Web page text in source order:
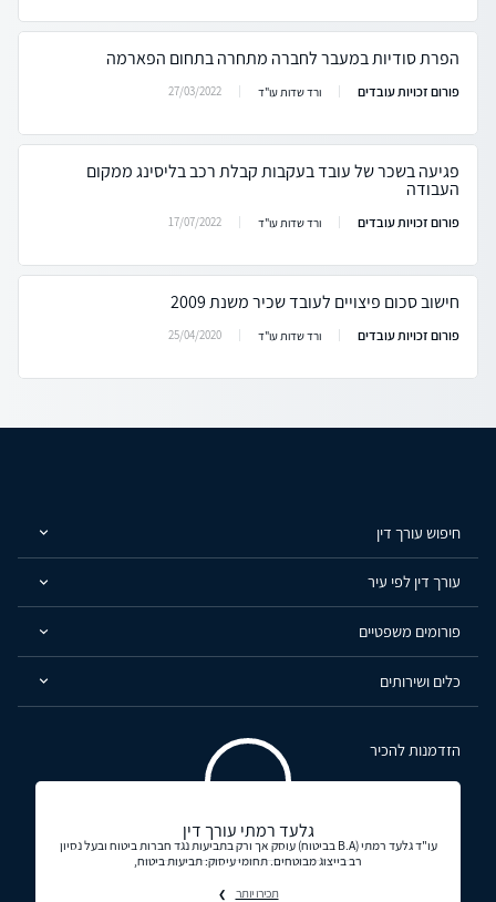
הפרת סודיות במעבר לחברה מתחרה בתחום הפארמה
פורום זכויות עובדים ורד שדות עו"ד 27/03/2022
פגיעה בשכר של עובד בעקבות קבלת רכב בליסינג ממקום
העבודה
פורום זכויות עובדים ורד שדות עו"ד 17/07/2022
חישוב סכום פיצויים לעובד שכיר משנת 2009
פורום זכויות עובדים ורד שדות עו"ד 25/04/2020
חיפוש עורך דין
עורך דין לפי עיר
פורומים משפטיים
כלים ושירותים
הזדמנות להכיר
גלעד רמתי עורך דין
עו"ד גלעד רמתי (B.A בביטוח) עוסק אך ורק בתביעות נגד חברות ביטוח ובעל נסיון
רב בייצוג מבוטחים. תחומי עיסוק: תביעות ביטוח,
תכירו יותר